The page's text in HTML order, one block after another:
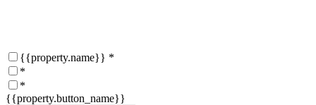
{{property.name}} *
*
*
{{property.button_name}}